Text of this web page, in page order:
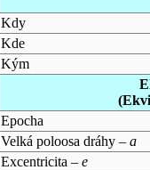
Kdy
Kde
Kým
Epocha
Velká poloosa dráhy – a
Excentricita – e